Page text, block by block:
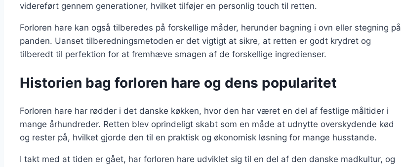
videreført gennem generationer, hvilket tilføjer en personlig touch til retten.
Forloren hare kan også tilberedes på forskellige måder, herunder bagning i ovn eller stegning på
panden. Uanset tilberedningsmetoden er det vigtigt at sikre, at retten er godt krydret og
tilberedt til perfektion for at fremhæve smagen af de forskellige ingredienser.
Historien bag forloren hare og dens popularitet
Forloren hare har rødder i det danske køkken, hvor den har været en del af festlige måltider i
mange århundreder. Retten blev oprindeligt skabt som en måde at udnytte overskydende kød
og rester på, hvilket gjorde den til en praktisk og økonomisk løsning for mange husstande.
I takt med at tiden er gået, har forloren hare udviklet sig til en del af den danske madkultur, og